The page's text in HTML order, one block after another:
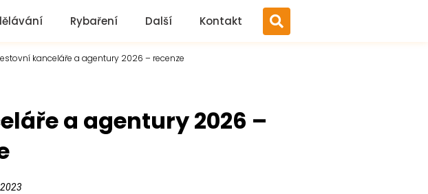
Rybaření Další Kontakt
kanceláře a agentury 2026 –⁠ recenze
a agentury 2026 –⁠